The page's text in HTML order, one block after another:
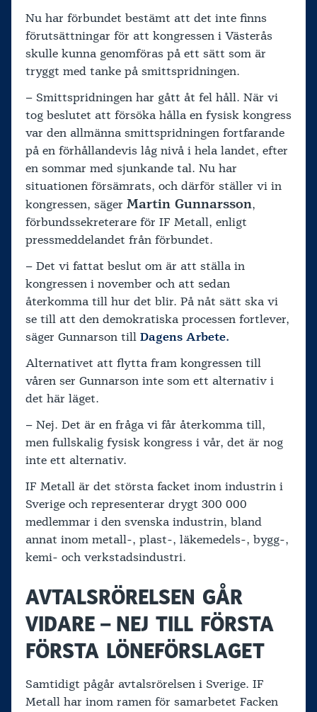
Nu har förbundet bestämt att det inte finns
förutsättningar för att kongressen i Västerås
skulle kunna genomföras på ett sätt som är
tryggt med tanke på smittspridningen.
– Smittspridningen har gått åt fel håll. När vi
tog beslutet att försöka hålla en fysisk kongress
var den allmänna smittspridningen fortfarande
på en förhållandevis låg nivå i hela landet, efter
en sommar med sjunkande tal. Nu har
situationen försämrats, och därför ställer vi in
kongressen, säger Martin Gunnarsson,
förbundssekreterare för IF Metall, enligt
pressmeddelandet från förbundet.
– Det vi fattat beslut om är att ställa in
kongressen i november och att sedan
återkomma till hur det blir. På nåt sätt ska vi
se till att den demokratiska processen fortlever,
säger Gunnarson till Dagens Arbete.
Alternativet att flytta fram kongressen till
våren ser Gunnarson inte som ett alternativ i
det här läget.
– Nej. Det är en fråga vi får återkomma till,
men fullskalig fysisk kongress i vår, det är nog
inte ett alternativ.
IF Metall är det största facket inom industrin i
Sverige och representerar drygt 300 000
medlemmar i den svenska industrin, bland
annat inom metall-, plast-, läkemedels-, bygg-,
kemi- och verkstadsindustri.
AVTALSRÖRELSEN GÅR
VIDARE – NEJ TILL FÖRSTA
FÖRSTA LÖNEFÖRSLAGET
Samtidigt pågår avtalsrörelsen i Sverige. IF
Metall har inom ramen för samarbetet Facken